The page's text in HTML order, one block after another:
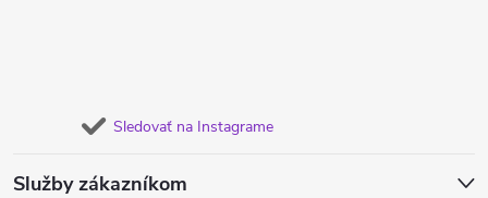
Sledovať na Instagrame
Služby zákazníkom